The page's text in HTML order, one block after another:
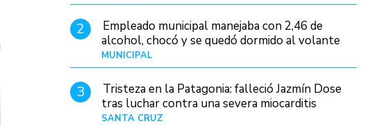
2
Empleado municipal manejaba con 2,46 de
alcohol, chocó y se quedó dormido al volante
MUNICIPAL
3
Tristeza en la Patagonia: falleció Jazmín Dose
tras luchar contra una severa miocarditis
SANTA CRUZ